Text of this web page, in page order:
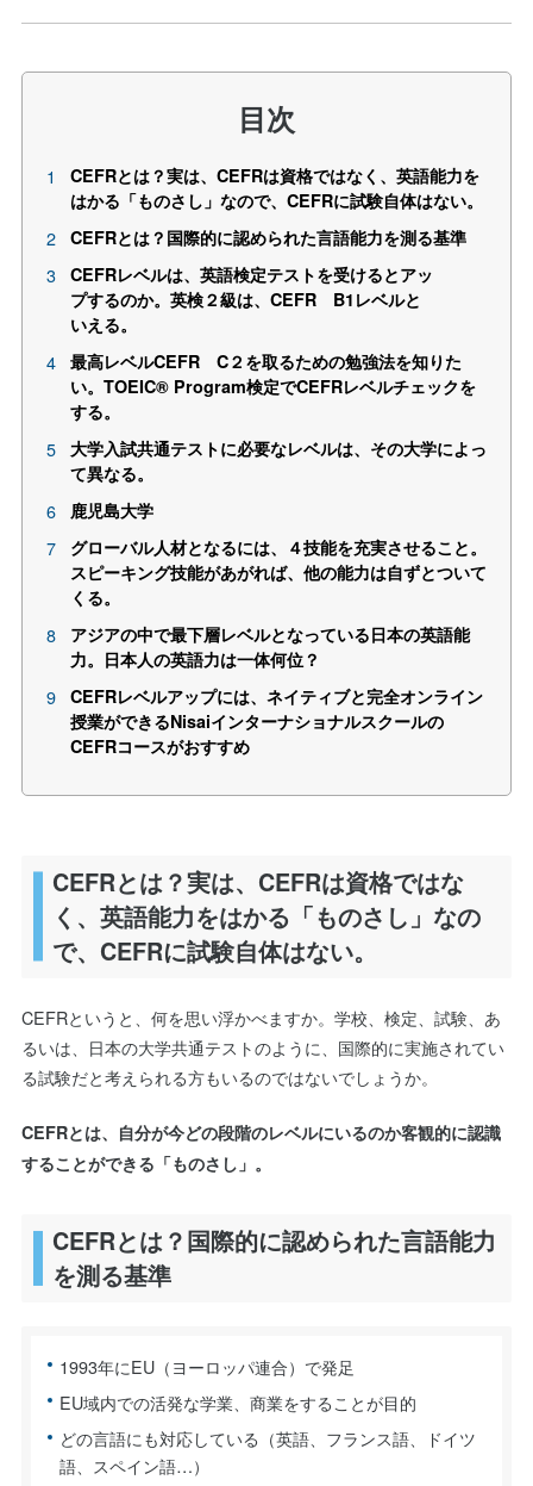
目次
CEFRとは？実は、CEFRは資格ではなく、英語能力を
はかる「ものさし」なので、CEFRに試験自体はない。
CEFRとは？国際的に認められた言語能力を測る基準
CEFRレベルは、英語検定テストを受けるとアッ
プするのか。英検２級は、CEFR B1レベルと
いえる。
最高レベルCEFR C２を取るための勉強法を知りた
い。TOEIC® Program検定でCEFRレベルチェックを
する。
大学入試共通テストに必要なレベルは、その大学によっ
て異なる。
鹿児島大学
グローバル人材となるには、４技能を充実させること。
スピーキング技能があがれば、他の能力は自ずとついて
くる。
アジアの中で最下層レベルとなっている日本の英語能
力。日本人の英語力は一体何位？
CEFRレベルアップには、ネイティブと完全オンライン
授業ができるNisaiインターナショナルスクールの
CEFRコースがおすすめ
CEFRとは？実は、CEFRは資格ではな
く、英語能力をはかる「ものさし」なの
で、CEFRに試験自体はない。
CEFRというと、何を思い浮かべますか。学校、検定、試験、あ
るいは、日本の大学共通テストのように、国際的に実施されてい
る試験だと考えられる方もいるのではないでしょうか。
CEFRとは、自分が今どの段階のレベルにいるのか客観的に認識
することができる「ものさし」。
CEFRとは？国際的に認められた言語能力
を測る基準
1993年にEU（ヨーロッパ連合）で発足
EU域内での活発な学業、商業をすることが目的
どの言語にも対応している（英語、フランス語、ドイツ
語、スペイン語…）